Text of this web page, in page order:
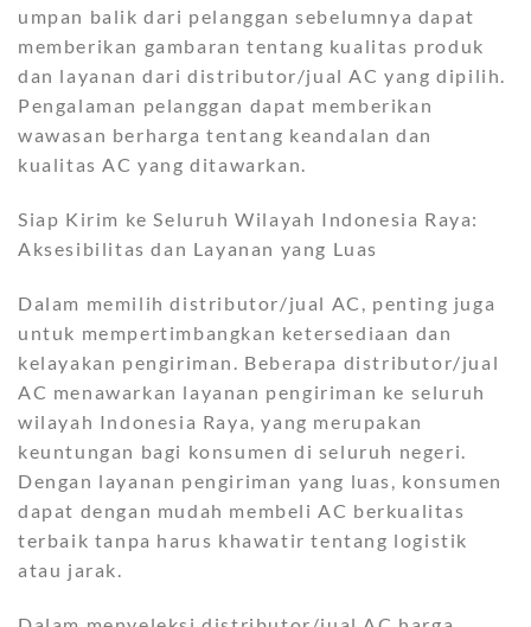
umpan balik dari pelanggan sebelumnya dapat
memberikan gambaran tentang kualitas produk
dan layanan dari distributor/jual AC yang dipilih.
Pengalaman pelanggan dapat memberikan
wawasan berharga tentang keandalan dan
kualitas AC yang ditawarkan.
Siap Kirim ke Seluruh Wilayah Indonesia Raya:
Aksesibilitas dan Layanan yang Luas
Dalam memilih distributor/jual AC, penting juga
untuk mempertimbangkan ketersediaan dan
kelayakan pengiriman. Beberapa distributor/jual
AC menawarkan layanan pengiriman ke seluruh
wilayah Indonesia Raya, yang merupakan
keuntungan bagi konsumen di seluruh negeri.
Dengan layanan pengiriman yang luas, konsumen
dapat dengan mudah membeli AC berkualitas
terbaik tanpa harus khawatir tentang logistik
atau jarak.